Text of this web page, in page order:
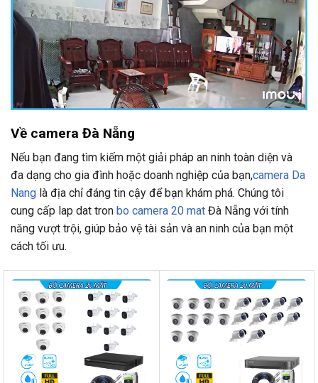
Về camera Đà Nẵng
Nếu bạn đang tìm kiếm một giải pháp an ninh toàn diện và
đa dạng cho gia đình hoặc doanh nghiệp của bạn,camera Da
Nang là địa chỉ đáng tin cậy để bạn khám phá. Chúng tôi
cung cấp lap dat tron bo camera 20 mat Đà Nẵng với tính
năng vượt trội, giúp bảo vệ tài sản và an ninh của bạn một
cách tối ưu.